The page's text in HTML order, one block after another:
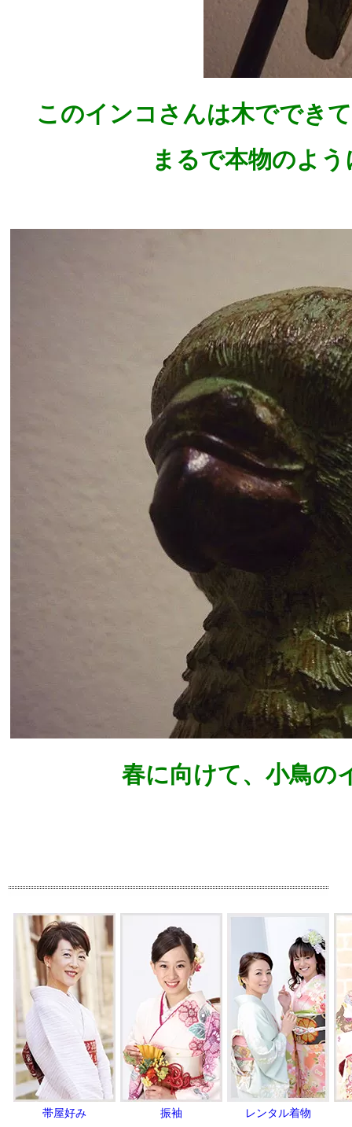
このインコさんは木ででき
まるで本物のよ
春に向けて、小鳥の
帯屋好み 振袖 レンタル着物